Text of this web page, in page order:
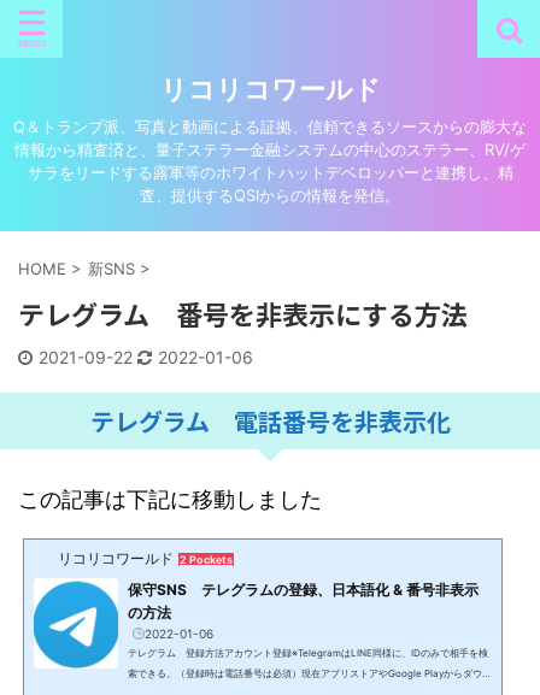
リコリコワールド
Q＆トランプ派、写真と動画による証拠、信頼できるソースからの膨大な
情報から精査済と、量子ステラー金融システムの中心のステラー、RV/ゲ
サラをリードする露軍等のホワイトハットデベロッパーと連携し、精
査、提供するQSIからの情報を発信。
HOME > 新SNS >
テレグラム 番号を非表示にする方法
2021-09-22 2022-01-06
テレグラム 電話番号を非表示化
この記事は下記に移動しました
リコリコワールド 2 Pockets
保守SNS テレグラムの登録、日本語化 & 番号非表示
の方法
2022-01-06
テレグラム 登録方法アカウント登録※TelegramはLINE同様に、IDのみで相手を検
索できる。（登録時は電話番号は必須）現在アプリストアやGoogle Playからダウン